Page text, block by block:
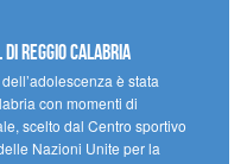
Reggio Calabria
è stata
con momenti di
scelto dal Centro sportivo
Nazioni Unite per la